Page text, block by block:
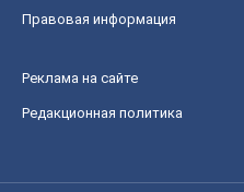
Правовая информация
Реклама на сайте
Редакционная политика